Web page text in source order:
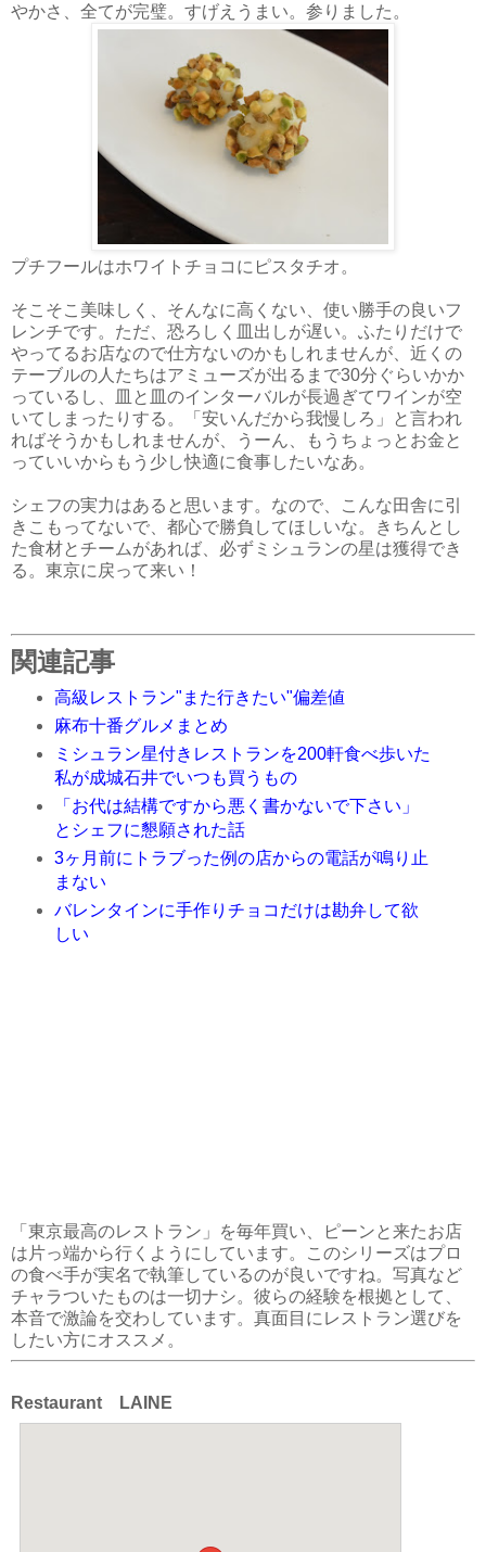
やかさ、全てが完璧。すげえうまい。参りました。
プチフールはホワイトチョコにピスタチオ。
そこそこ美味しく、そんなに高くない、使い勝手の良いフ
レンチです。ただ、恐ろしく皿出しが遅い。ふたりだけで
やってるお店なので仕方ないのかもしれませんが、近くの
テーブルの人たちはアミューズが出るまで30分ぐらいかか
っているし、皿と皿のインターバルが長過ぎてワインが空
いてしまったりする。「安いんだから我慢しろ」と言われ
ればそうかもしれませんが、うーん、もうちょっとお金と
っていいからもう少し快適に食事したいなあ。
シェフの実力はあると思います。なので、こんな田舎に引
きこもってないで、都心で勝負してほしいな。きちんとし
た食材とチームがあれば、必ずミシュランの星は獲得でき
る。東京に戻って来い！
関連記事
高級レストラン"また行きたい"偏差値
麻布十番グルメまとめ
ミシュラン星付きレストランを200軒食べ歩いた
私が成城石井でいつも買うもの
「お代は結構ですから悪く書かないで下さい」
とシェフに懇願された話
3ヶ月前にトラブった例の店からの電話が鳴り止
まない
バレンタインに手作りチョコだけは勘弁して欲
しい
「東京最高のレストラン」を毎年買い、ピーンと来たお店
は片っ端から行くようにしています。このシリーズはプロ
の食べ手が実名で執筆しているのが良いですね。写真など
チャラついたものは一切ナシ。彼らの経験を根拠として、
本音で激論を交わしています。真面目にレストラン選びを
したい方にオススメ。
Restaurant LAINE